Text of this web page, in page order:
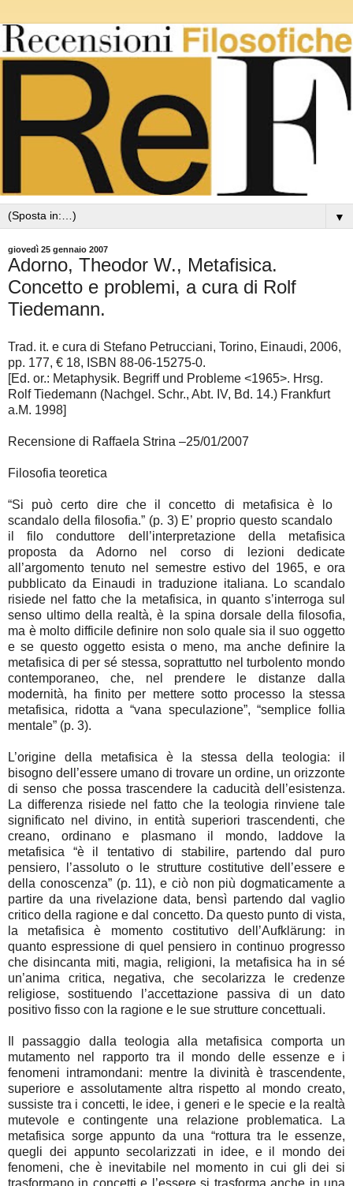
▼
giovedì 25 gennaio 2007
Adorno, Theodor W., Metafisica.
Concetto e problemi, a cura di Rolf
Tiedemann.
Trad. it. e cura di Stefano Petrucciani, Torino, Einaudi, 2006,
pp. 177, € 18, ISBN 88-06-15275-0.
[Ed. or.: Metaphysik. Begriff und Probleme <1965>. Hrsg.
Rolf Tiedemann (Nachgel. Schr., Abt. IV, Bd. 14.) Frankfurt
a.M. 1998]
Recensione di Raffaela Strina –25/01/2007
Filosofia teoretica
“Si può certo dire che il concetto di metafisica è lo
scandalo della filosofia.” (p. 3) E’ proprio questo scandalo
il filo conduttore dell’interpretazione della metafisica
proposta da Adorno nel corso di lezioni dedicate
all’argomento tenuto nel semestre estivo del 1965, e ora
pubblicato da Einaudi in traduzione italiana. Lo scandalo
risiede nel fatto che la metafisica, in quanto s’interroga sul
senso ultimo della realtà, è la spina dorsale della filosofia,
ma è molto difficile definire non solo quale sia il suo oggetto
e se questo oggetto esista o meno, ma anche definire la
metafisica di per sé stessa, soprattutto nel turbolento mondo
contemporaneo, che, nel prendere le distanze dalla
modernità, ha finito per mettere sotto processo la stessa
metafisica, ridotta a “vana speculazione”, “semplice follia
mentale” (p. 3).
L’origine della metafisica è la stessa della teologia: il
bisogno dell’essere umano di trovare un ordine, un orizzonte
di senso che possa trascendere la caducità dell’esistenza.
La differenza risiede nel fatto che la teologia rinviene tale
significato nel divino, in entità superiori trascendenti, che
creano, ordinano e plasmano il mondo, laddove la
metafisica “è il tentativo di stabilire, partendo dal puro
pensiero, l’assoluto o le strutture costitutive dell’essere e
della conoscenza” (p. 11), e ciò non più dogmaticamente a
partire da una rivelazione data, bensì partendo dal vaglio
critico della ragione e dal concetto. Da questo punto di vista,
la metafisica è momento costitutivo dell’Aufklärung: in
quanto espressione di quel pensiero in continuo progresso
che disincanta miti, magia, religioni, la metafisica ha in sé
un’anima critica, negativa, che secolarizza le credenze
religiose, sostituendo l’accettazione passiva di un dato
positivo fisso con la ragione e le sue strutture concettuali.
Il passaggio dalla teologia alla metafisica comporta un
mutamento nel rapporto tra il mondo delle essenze e i
fenomeni intramondani: mentre la divinità è trascendente,
superiore e assolutamente altra rispetto al mondo creato,
sussiste tra i concetti, le idee, i generi e le specie e la realtà
mutevole e contingente una relazione problematica. La
metafisica sorge appunto da una “rottura tra le essenze,
quegli dei appunto secolarizzati in idee, e il mondo dei
fenomeni, che è inevitabile nel momento in cui gli dei si